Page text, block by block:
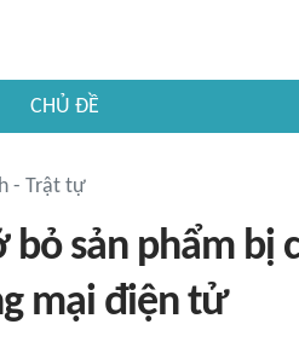
CHỦ ĐỀ
- Trật tự
bỏ sản phẩm bị
mại điện tử